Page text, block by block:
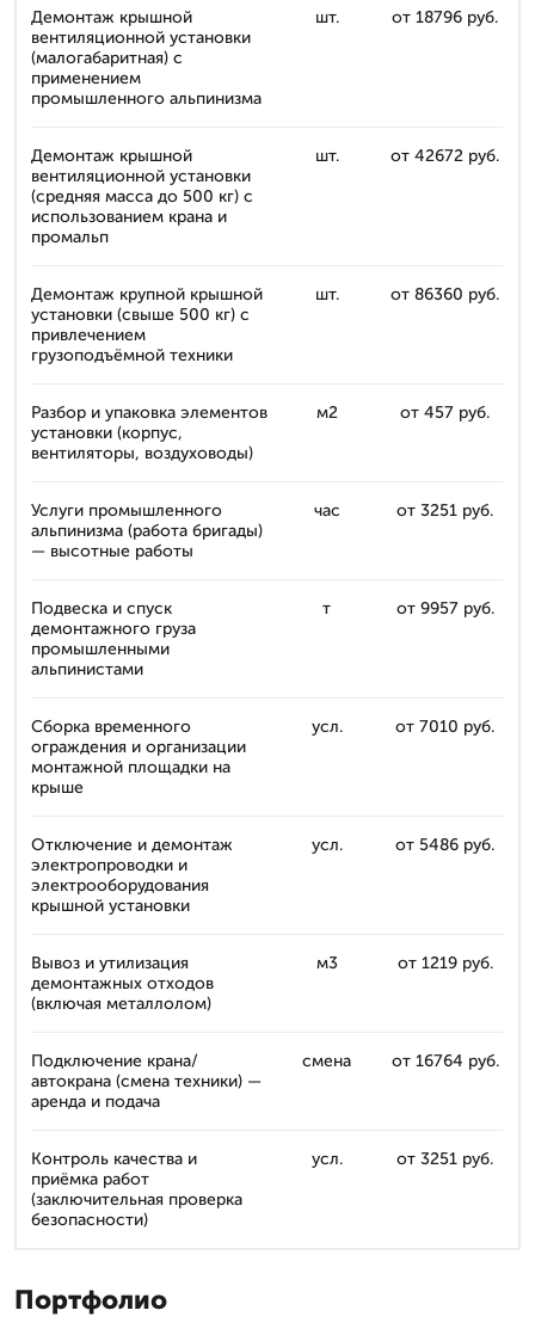
Демонтаж крышной
вентиляционной установки
(малогабаритная) с
применением
промышленного альпинизма
шт. от 18796 руб.
Демонтаж крышной
вентиляционной установки
(средняя масса до 500 кг) с
использованием крана и
промальп
шт. от 42672 руб.
Демонтаж крупной крышной
установки (свыше 500 кг) с
привлечением
грузоподъёмной техники
шт. от 86360 руб.
Разбор и упаковка элементов
установки (корпус,
вентиляторы, воздуховоды)
м2 от 457 руб.
Услуги промышленного
альпинизма (работа бригады)
— высотные работы
час от 3251 руб.
Подвеска и спуск
демонтажного груза
промышленными
альпинистами
т от 9957 руб.
Сборка временного
ограждения и организации
монтажной площадки на
крыше
усл. от 7010 руб.
Отключение и демонтаж
электропроводки и
электрооборудования
крышной установки
усл. от 5486 руб.
Вывоз и утилизация
демонтажных отходов
(включая металлолом)
м3 от 1219 руб.
Подключение крана/
автокрана (смена техники) —
аренда и подача
смена от 16764 руб.
Контроль качества и
приёмка работ
(заключительная проверка
безопасности)
усл. от 3251 руб.
Портфолио